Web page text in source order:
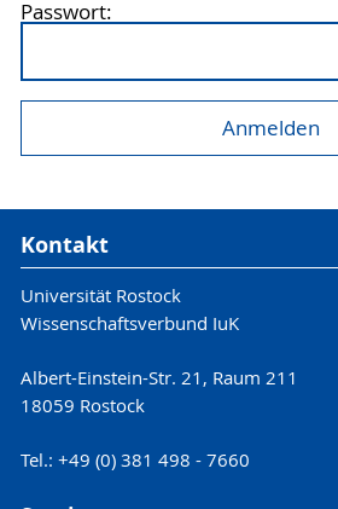
Passwort:
Kontakt
Universität Rostock
Wissenschaftsverbund IuK
Albert-Einstein-Str. 21, Raum 211
18059 Rostock
Tel.: +49 (0) 381 498 - 7660